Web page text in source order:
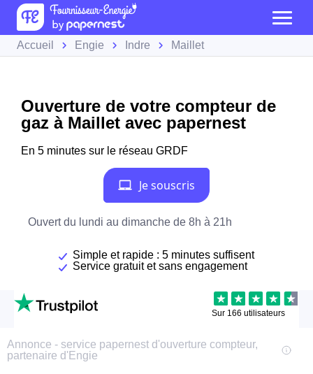
Accueil Engie Indre Maillet